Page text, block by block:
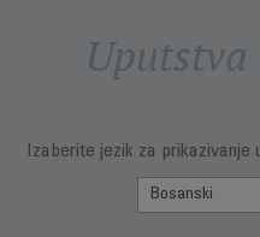
Izaberite jezik za prikazivanje